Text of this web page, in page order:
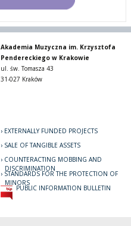
Akademia Muzyczna im. Krzysztofa
Pendereckiego w Krakowie
ul. św. Tomasza 43
31-027 Kraków
EXTERNALLY FUNDED PROJECTS
SALE OF TANGIBLE ASSETS
COUNTERACTING MOBBING AND
DISCRIMINATION
STANDARDS FOR THE PROTECTION OF
MINORS
PUBLIC INFORMATION BULLETIN